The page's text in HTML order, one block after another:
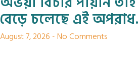
বেড়ে চলেছে এই
August 7, 2026 No Comments